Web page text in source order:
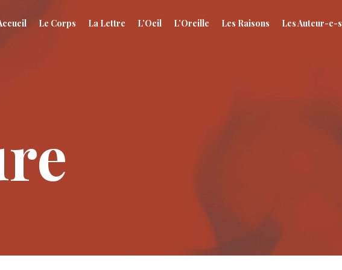
Le Corps La Lettre L’Oeil L’Oreille Les Raisons Les Auteur-e-s